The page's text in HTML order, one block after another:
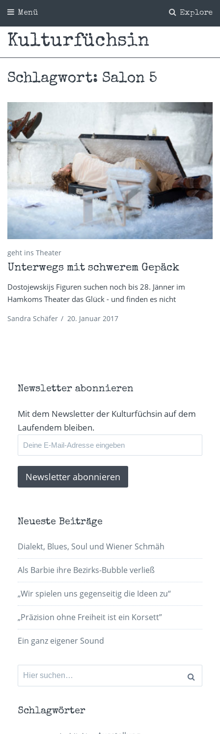
Explore
Menü
Kulturfüchsin
Schlagwort: Salon 5
geht ins Theater
Unterwegs mit schwerem Gepäck
Dostojewskijs Figuren suchen noch bis 28. Jänner im
Hamkoms Theater das Glück - und finden es nicht
Sandra Schäfer / 20. Januar 2017
Newsletter abonnieren
Mit dem Newsletter der Kulturfüchsin auf dem
Laufendem bleiben.
Neueste Beiträge
Dialekt, Blues, Soul und Wiener Schmäh
Als Barbie ihre Bezirks-Bubble verließ
„Wir spielen uns gegenseitig die Ideen zu“
„Präzision ohne Freiheit ist ein Korsett”
Ein ganz eigener Sound
Suchen
nach:
Schlagwörter